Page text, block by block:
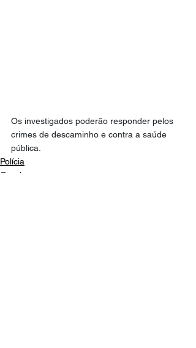
Os investigados poderão responder pelos
crimes de descaminho e contra a saúde
pública.
Polícia
Geral